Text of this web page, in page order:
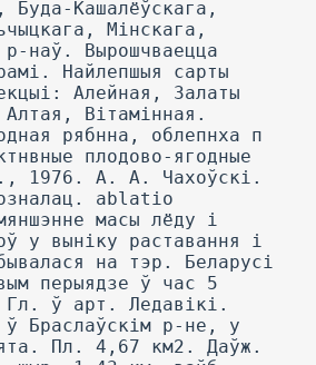
Буда-Кашалёўскага,
Мінскага,
р-наў. Вырошчваецца
Найлепшыя сарты
Алейная, Залаты
Вітамінная.
рябнна, облепнха п
плодово-ягодные
1976. A. А. Чахоўскі.
ablatio
масы лёду і
у выніку раставання і
на тэр. Беларусі
перыядзе ў час 5
Гл. ў арт. Ледавікі.
Браслаўскім р-не, у
Пл. 4,67 км2. Даўж.